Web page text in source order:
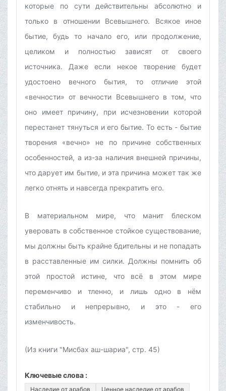
которые по сути действительны абсолютно и
только в отношении Всевышнего. Всякое иное
бытие, будь то начало его, или продолжение,
целиком и полностью зависят от своего
источника. Даже если некое творение будет
удостоено вечного бытия, то отличие этой
«вечности» от вечности Всевышнего в том, что
оно имеет причину, при исчезновении которой
перестанет тянуться и его бытие. То есть - бытие
творения «вечно» не по причине собственных
особенностей, а из-за наличия внешней причины,
что дарует им бытие, и эта причина может так же
легко отнять и навсегда прекратить его.
В материальном мире, что манит блеском
уверовать в собственное стойкое существование,
мы должны быть крайне бдительны и не попадать
в расставленные им силки. Должны помнить об
этой простой истине, что всё в этом мире
переменчиво и тленно, и лишь одно в нём
стабильно и непрерывно, и это - его
изменчивость.
(Из книги "Мисбах аш-шариа", стр. 45)
Ключевые слова :
Наследие от арабов Ценное наследие от арабов